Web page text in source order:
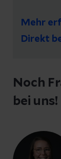
Mehr
Direkt
Noch
bei uns!